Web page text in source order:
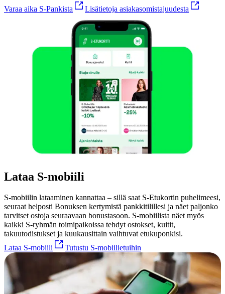
Varaa aika S-Pankista
Lisätietoja asiakasomistajuudesta
Lataa S-mobiili
S-mobiilin lataaminen kannattaa – sillä saat S-Etukortin puhelimeesi,
seuraat helposti Bonuksen kertymistä pankkitilillesi ja näet paljonko
tarvitset ostoja seuraavaan bonustasoon. S-mobiilista näet myös
kaikki S-ryhmän toimipaikoissa tehdyt ostokset, kuitit,
takuutodistukset ja kuukausittain vaihtuvat etukuponkisi.
Lataa S-mobiili
Tutustu S-mobiilietuihin